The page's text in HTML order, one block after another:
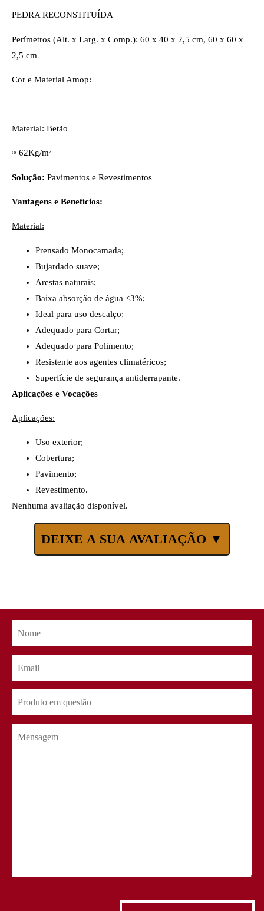
PEDRA RECONSTITUÍDA
Perímetros (Alt. x Larg. x Comp.): 60 x 40 x 2,5 cm, 60 x 60 x
2,5 cm
Cor e Material Amop:
Material: Betão
≈ 62Kg/m²
Solução: Pavimentos e Revestimentos
Vantagens e Benefícios:
Material:
Prensado Monocamada;
Bujardado suave;
Arestas naturais;
Baixa absorção de água <3%;
Ideal para uso descalço;
Adequado para Cortar;
Adequado para Polimento;
Resistente aos agentes climatéricos;
Superfície de segurança antiderrapante.
Aplicações e Vocações
Aplicações:
Uso exterior;
Cobertura;
Pavimento;
Revestimento.
Nenhuma avaliação disponível.
DEIXE A SUA AVALIAÇÃO ▼